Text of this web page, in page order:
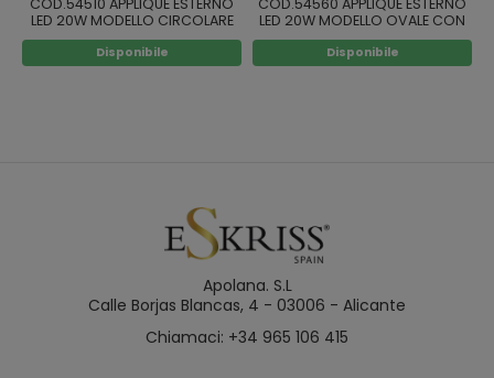
COD.54510 APPLIQUE ESTERNO
LED 20W MODELLO CIRCOLARE
Disponibile
COD.54560 APPLIQUE ESTERNO
LED 20W MODELLO OVALE CON
SENSORE
Disponibile
Apolana. S.L
Calle Borjas Blancas, 4 - 03006 - Alicante
Chiamaci: +34 965 106 415